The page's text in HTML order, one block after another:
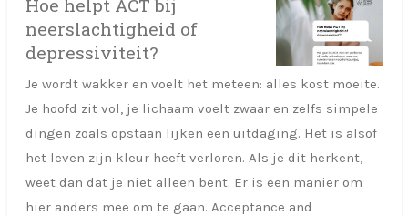
Hoe helpt ACT bij
neerslachtigheid of
depressiviteit?
Je wordt wakker en voelt het meteen: alles kost moeite.
Je hoofd zit vol, je lichaam voelt zwaar en zelfs simpele
dingen zoals opstaan lijken een uitdaging. Het is alsof
het leven zijn kleur heeft verloren. Als je dit herkent,
weet dan dat je niet alleen bent. Er is een manier om
hier anders mee om te gaan. Acceptance and